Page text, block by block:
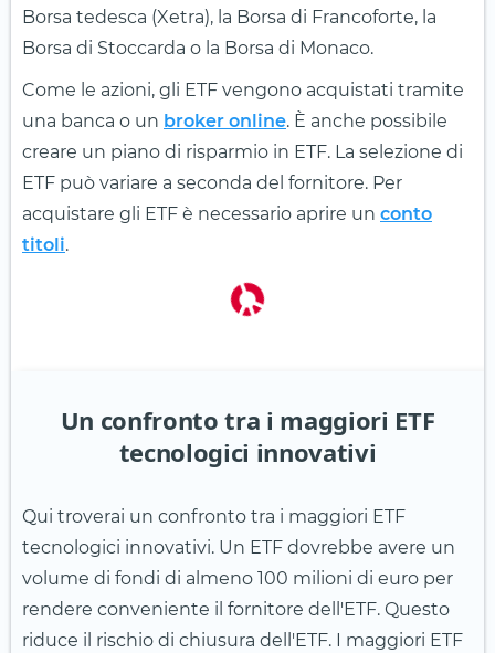
Borsa tedesca (Xetra), la Borsa di Francoforte, la
Borsa di Stoccarda o la Borsa di Monaco.
Come le azioni, gli ETF vengono acquistati tramite
una banca o un broker online. È anche possibile
creare un piano di risparmio in ETF. La selezione di
ETF può variare a seconda del fornitore. Per
acquistare gli ETF è necessario aprire un conto
titoli.
Un confronto tra i maggiori ETF
tecnologici innovativi
Qui troverai un confronto tra i maggiori ETF
tecnologici innovativi. Un ETF dovrebbe avere un
volume di fondi di almeno 100 milioni di euro per
rendere conveniente il fornitore dell'ETF. Questo
riduce il rischio di chiusura dell'ETF. I maggiori ETF